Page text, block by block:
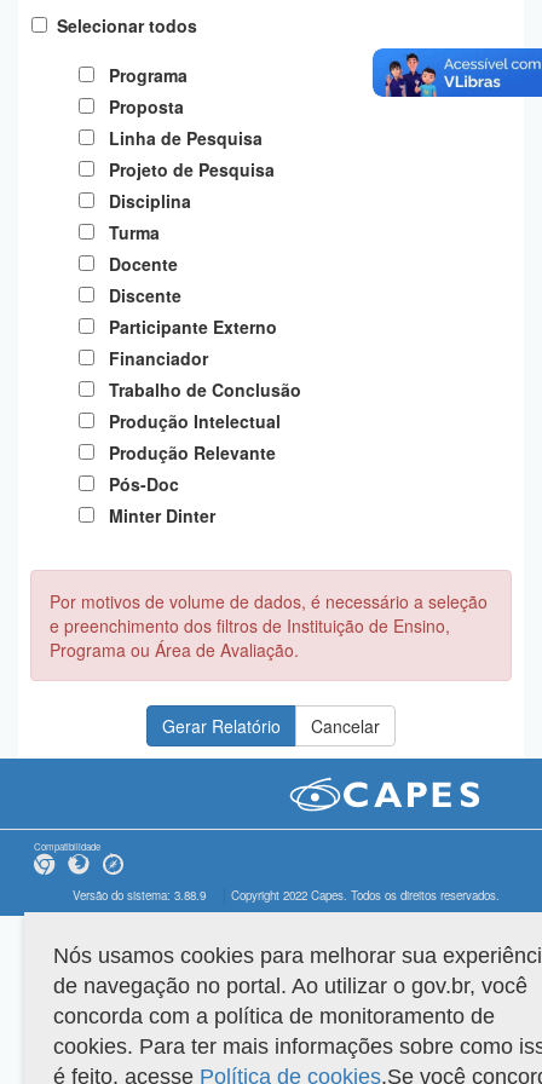
Planalto Selecionar todos
Programa
Proposta
Linha de Pesquisa
Projeto de Pesquisa
Disciplina
Turma
Docente
Discente
Participante Externo
Financiador
Trabalho de Conclusão
Produção Intelectual
Produção Relevante
Pós-Doc
Minter Dinter
Por motivos de volume de dados, é necessário a seleção
e preenchimento dos filtros de Instituição de Ensino,
Programa ou Área de Avaliação.
Compatibilidade
Versão do sistema: 3.88.9 Copyright 2022 Capes. Todos os direitos reservados.
Nós usamos cookies para melhorar sua
de navegação no portal. Ao utilizar o gov.br, você
concorda com a política de monitoramento de
cookies. Para ter mais informações sobre como
é feito, acesse Política de cookies.Se você